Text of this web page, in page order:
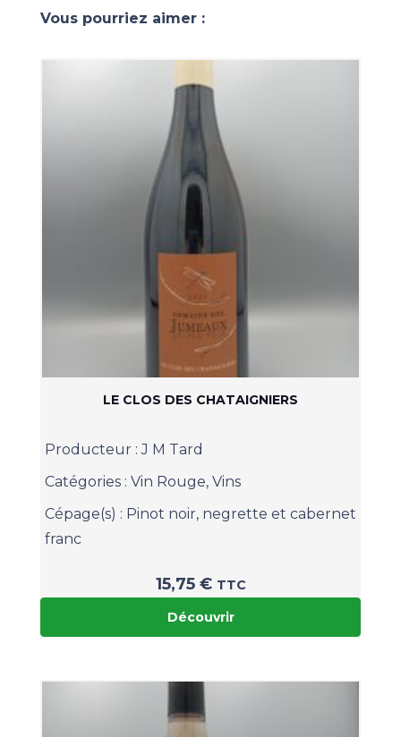
Vous pourriez aimer :
LE CLOS DES CHATAIGNIERS
Producteur :J M Tard
Catégories : Vin Rouge, Vins
Cépage(s) : Pinot noir, negrette et cabernet
franc
15,75 € TTC
Découvrir